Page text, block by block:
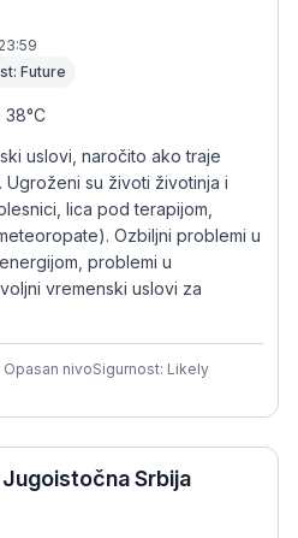
Future
38°C
uslovi, naročito ako traje
su životi životinja i
lica pod terapijom,
Ozbiljni problemi u
problemi u
vremenski uslovi za
nivoSigurnost: Likely
Srbija